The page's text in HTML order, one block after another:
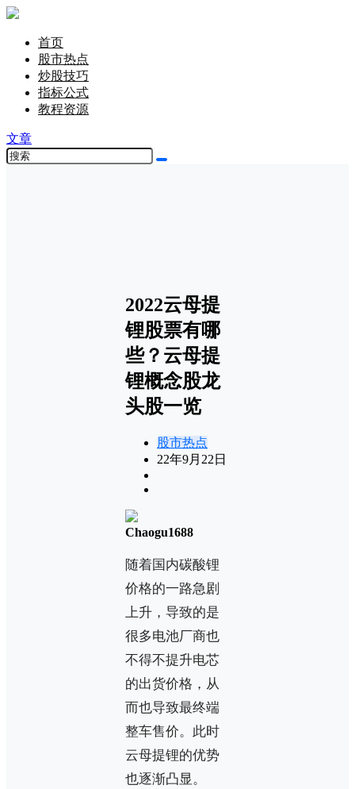
首页
股市热点
炒股技巧
指标公式
教程资源
文章
2022云母提
锂股票有哪
些？云母提
锂概念股龙
头股一览
股市热点
22年9月22日
Chaogu1688
随着国内碳酸锂
价格的一路急剧
上升，导致的是
很多电池厂商也
不得不提升电芯
的出货价格，从
而也导致最终端
整车售价。此时
云母提锂的优势
也逐渐凸显。